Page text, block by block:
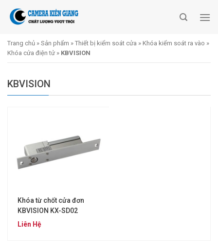
Trang chủ » Sản phẩm » Thiết bị kiểm soát cửa » Khóa kiểm soát ra vào »
Khóa cửa điện tử » KBVISION
KBVISION
Khóa từ chốt cửa đơn
KBVISION KX-SD02
Liên Hệ